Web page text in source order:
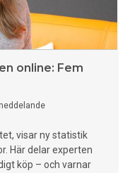
online: Fem
visar ny statistik
Här delar experten
köp – och varnar